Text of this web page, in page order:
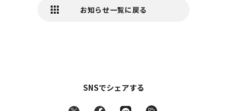
お知らせ一覧に戻る
SNSでシェアする